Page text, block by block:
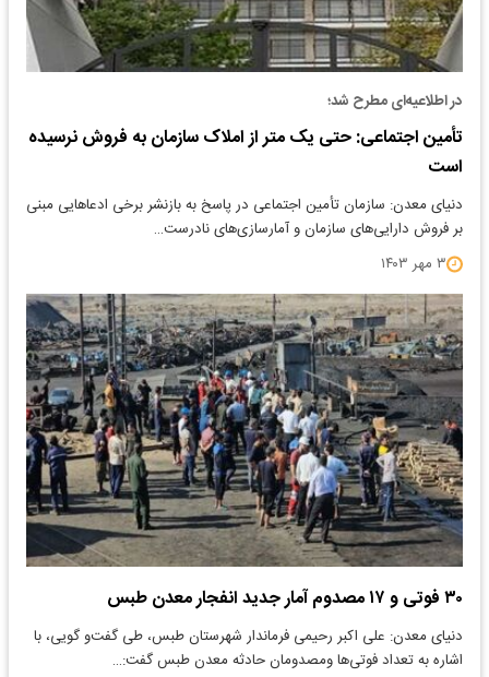
در اطلاعیه‌ای مطرح شد؛
تأمین اجتماعی: حتی یک متر از املاک سازمان به فروش نرسیده
است
دنیای معدن: سازمان تأمین اجتماعی در پاسخ به بازنشر برخی ادعاهایی مبنی
بر فروش دارایی‌های سازمان و آمارسازی‌های نادرست…
۳ مهر ۱۴۰۳
۳۰ فوتی و ۱۷ مصدوم آمار جدید انفجار معدن طبس
دنیای معدن: علی اکبر رحیمی فرماندار شهرستان طبس، طی گفت‌و گویی، با
اشاره به تعداد فوتی‌ها ومصدومان حادثه معدن طبس گفت:…